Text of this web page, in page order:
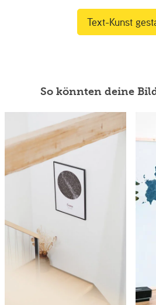
Text-Kunst
So könnten deine